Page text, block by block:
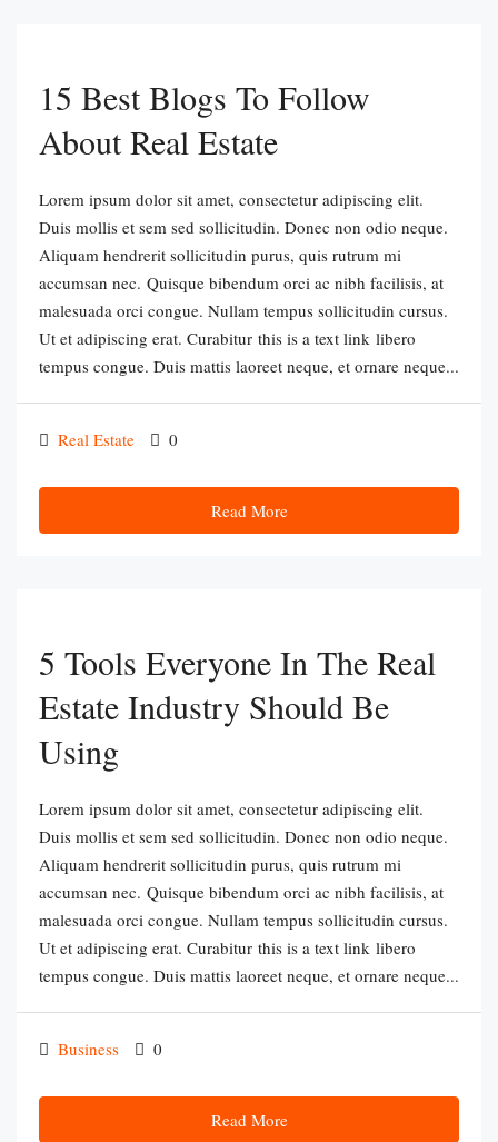
15 Best Blogs To Follow
About Real Estate
Lorem ipsum dolor sit amet, consectetur adipiscing elit.
Duis mollis et sem sed sollicitudin. Donec non odio neque.
Aliquam hendrerit sollicitudin purus, quis rutrum mi
accumsan nec. Quisque bibendum orci ac nibh facilisis, at
malesuada orci congue. Nullam tempus sollicitudin cursus.
Ut et adipiscing erat. Curabitur this is a text link libero
tempus congue. Duis mattis laoreet neque, et ornare neque...
Real Estate 0
Read More
5 Tools Everyone In The Real
Estate Industry Should Be
Using
Lorem ipsum dolor sit amet, consectetur adipiscing elit.
Duis mollis et sem sed sollicitudin. Donec non odio neque.
Aliquam hendrerit sollicitudin purus, quis rutrum mi
accumsan nec. Quisque bibendum orci ac nibh facilisis, at
malesuada orci congue. Nullam tempus sollicitudin cursus.
Ut et adipiscing erat. Curabitur this is a text link libero
tempus congue. Duis mattis laoreet neque, et ornare neque...
Business 0
Read More